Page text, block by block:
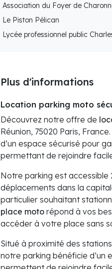
Association du Foyer de
Le Piston Pélican
Lycée professionnel public
Plus d'informations
Location parking moto
Découvrez notre offre de
Réunion, 75020 Paris,
d’un espace sécurisé pour
permettant de rejoindre
Notre parking est
déplacements dans la
particulier souhaitant
place moto répond à vos
accéder à votre place sans
Situé à proximité des
notre parking bénéficie d’un